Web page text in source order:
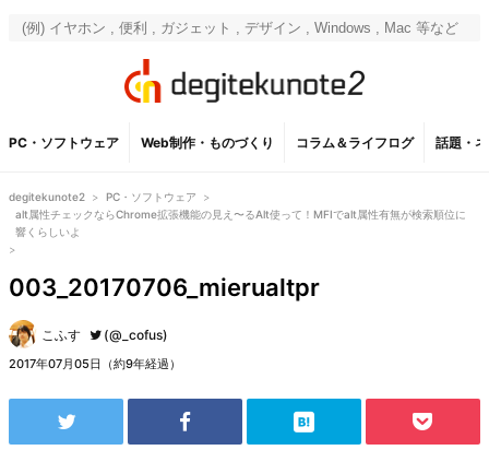
PC・ソフトウェア Web制作・ものづくり コラム＆ライフログ 話題・
degitekunote2 > PC・ソフトウェア
>
alt属性チェックならChrome拡張機能の見え〜るAlt使って！MFIでalt属性有無が検索順位に
響くらしいよ
>
003_20170706_mierualtpr
こふす (@_cofus)
2017年07月05日（約9年経過）